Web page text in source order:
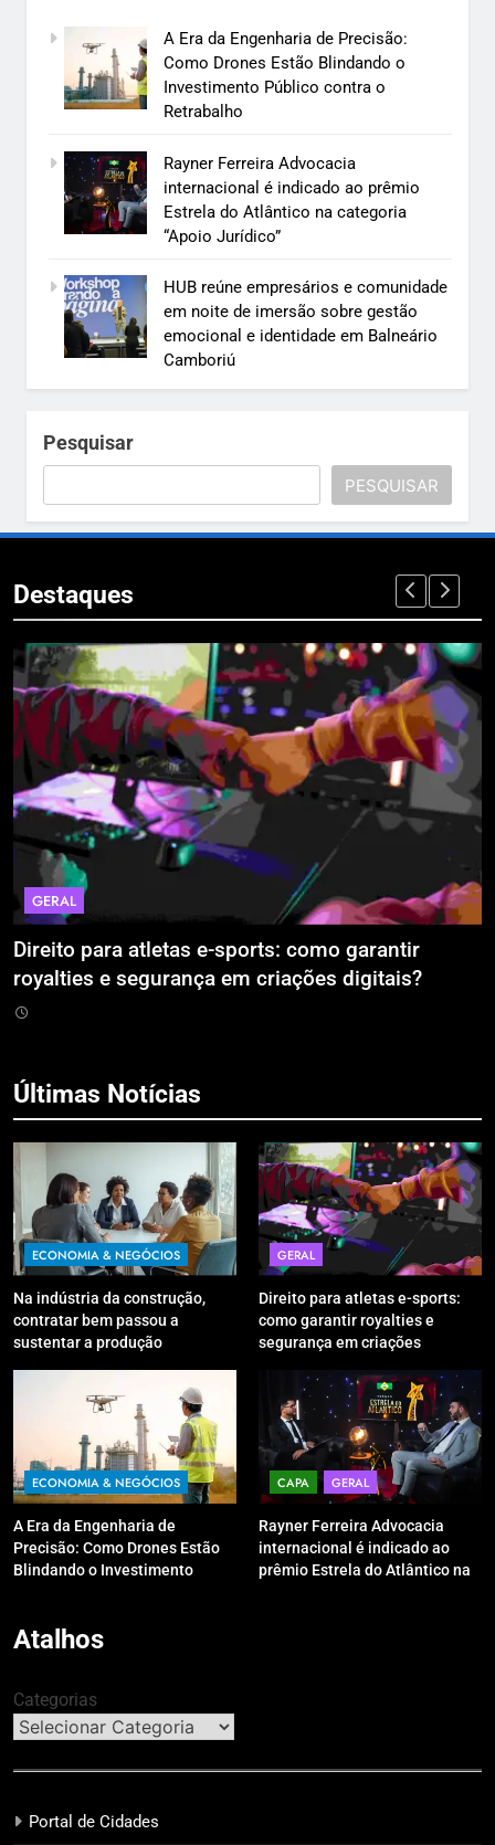
A Era da Engenharia de Precisão:
Como Drones Estão Blindando o
Investimento Público contra o
Retrabalho
Rayner Ferreira Advocacia
internacional é indicado ao prêmio
Estrela do Atlântico na categoria
“Apoio Jurídico”
HUB reúne empresários e comunidade
em noite de imersão sobre gestão
emocional e identidade em Balneário
Camboriú
Pesquisar
PESQUISAR
Destaques
GERAL
Direito para atletas e-sports: como garantir
royalties e segurança em criações digitais?
Últimas Notícias
ECONOMIA & NEGÓCIOS
Na indústria da construção,
contratar bem passou a
sustentar a produção
GERAL
Direito para atletas e-sports:
como garantir royalties e
segurança em criações
ECONOMIA & NEGÓCIOS
A Era da Engenharia de
Precisão: Como Drones Estão
Blindando o Investimento
CAPA GERAL
Rayner Ferreira Advocacia
internacional é indicado ao
prêmio Estrela do Atlântico na
Atalhos
Categorias
Portal de Cidades